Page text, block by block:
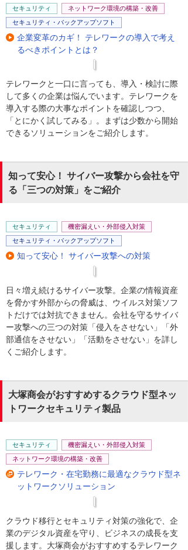
侵入されないためには、正しい社員・端末
だけを使わせる「認証」が必要です。ID/パ
スワードでは「第三者」からの侵入を防げ
ても社員の私物端末等「未許可端末」に対
応できません。社員だけでなく、正しい
「端末」を仕分ける認証が必要です
端末を仕分ける認証も方法はさまざまで
す。ベストな方法は何なのでしょうか
が紛失した場合は、悪用を防ぐために全端
末で設定変更が必須です。ネットワークが
停止する上に、管理者の手間が大きく、企
次にMACアドレスフィルタリングはどうで
結論から言うと、企業で使うには不十分で
す。端末認証は、外部に「ばれない」こと
「偽装できない」ことが必須です。MACア
ドレスは暗号化されずに通信されます。ツ
ールを使うと簡単に端末のMACアドレスを
盗まれます。
MACアドレスフィルタリングは簡単に敗れ
ます。悪意を持った相手に対しては効果の
侵入の対策にベストなのは電子証明書で
す。正規端末には証明書を入れてネットワ
ークにアクセス可能にします。未許可端末
には証明書がないのでアクセスできませ
ん。このように証明書を使った端末認証で
安全な無線LAN環境を作りましょう。
セキュリティ
ネットワーク環境の構築・改善
セキュリティ・バックアップソフト
企業変革のカギ！ テレワークの導入で考え
るべきポイントとは？
テレワークと一口に言っても、導入・検討に際
して多くの企業は悩んでいます。テレワークを
導入する際の大事なポイントを確認しつつ、
「とにかく試してみる」。まずは少数から開始
できるソリューションをご紹介します。
知って安心！ サイバー攻撃から会社を守
る「三つの対策」をご紹介
セキュリティ
機密漏えい・外部侵入対策
セキュリティ・バックアップソフト
知って安心！ サイバー攻撃への対策
日々増え続けるサイバー攻撃。企業の情報資産
を脅かす外部からの脅威は、ウイルス対策ソフ
トだけでは対抗できません。会社を守るサイバ
ー攻撃への三つの対策「侵入をさせない」「外
部通信をさせない」「活動をさせない」を詳し
くご紹介します。
大塚商会がおすすめするクラウド型ネッ
トワークセキュリティ製品
セキュリティ
機密漏えい・外部侵入対策
ネットワーク環境の構築・改善
テレワーク・在宅勤務に最適なクラウド型ネ
ットワークソリューション
クラウド移行とセキュリティ対策の強化で、企
業のデジタル資産を守り、ビジネスの成長を支
援します。大塚商会がおすすめするテレワーク